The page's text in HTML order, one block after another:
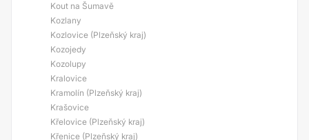
Kout na Šumavě
Kozlany
Kozlovice (Plzeňský kraj)
Kozojedy
Kozolupy
Kralovice
Kramolín (Plzeňský kraj)
Krašovice
Křelovice (Plzeňský kraj)
Křenice (Plzeňský kraj)